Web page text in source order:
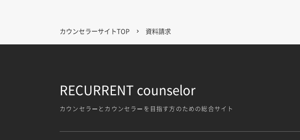
カウンセラーサイトTOP 資料請求
RECURRENT counselor
カウンセラーとカウンセラーを目指す方のための総合サイト